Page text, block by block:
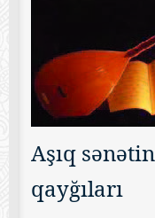
Aşıq
qayğıları